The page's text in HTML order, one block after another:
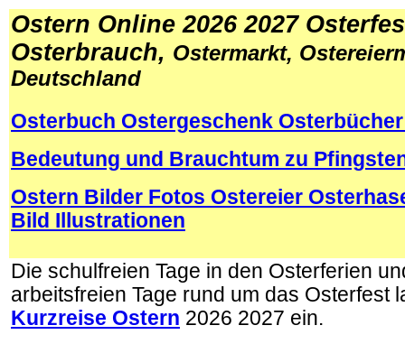
Ostern Online 2026 2027
Osterbrauch, Ostermarkt,
Deutschland
Osterbuch Ostergeschenk
Bedeutung und Brauchtum zu
Ostern Bilder Fotos Ostereier
Bild Illustrationen
Die schulfreien Tage in den Osterferien
arbeitsfreien Tage rund um das Osterfest
Kurzreise Ostern 2026 2027 ein.